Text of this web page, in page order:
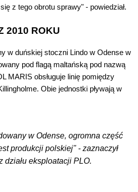
z tego obrotu sprawy" - powiedział.
2010 ROKU
w duńskiej stoczni Lindo w Odense w
pod flagą maltańską pod nazwą
MARIS obsługuje linię pomiędzy
Obie jednostki pływają w
w Odense, ogromna część
produkcji polskiej" - zaznaczył
działu eksploatacji PLO.